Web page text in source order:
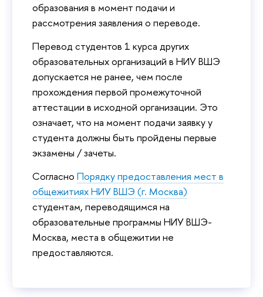
образования в момент подачи и
рассмотрения заявления о переводе.
Перевод студентов 1 курса других
образовательных организаций в НИУ ВШЭ
допускается не ранее, чем после
прохождения первой промежуточной
аттестации в исходной организации. Это
означает, что на момент подачи заявку у
студента должны быть пройдены первые
экзамены / зачеты.
Согласно Порядку предоставления мест в
общежитиях НИУ ВШЭ (г. Москва)
студентам, переводящимся на
образовательные программы НИУ ВШЭ-
Москва, места в общежитии не
предоставляются.